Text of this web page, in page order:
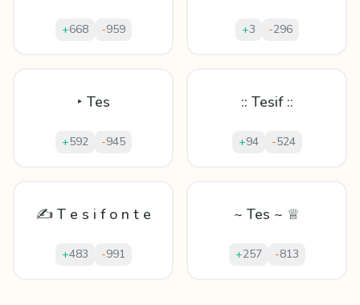
+668 -959 +3 -296
‣ Tes
+592 -945
:: Tesif ::
+94 -524
✍ T e s i f o n t e
+483 -991
~ Tes ~ ♕
+257 -813